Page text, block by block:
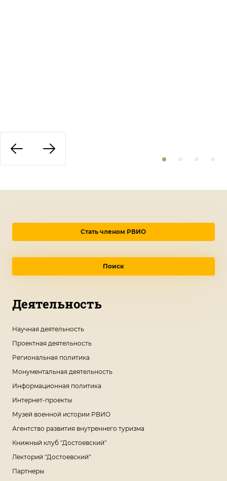
Стать членом РВИО
Поиск
Деятельность
Научная деятельность
Проектная деятельность
Региональная политика
Монументальная деятельность
Информационная политика
Интернет-проекты
Музей военной истории РВИО
Агентство развития внутреннего туризма
Книжный клуб "Достоевский"
Лекторий "Достоевский"
Партнеры